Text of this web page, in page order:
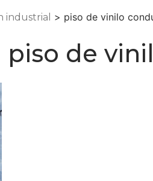
industrial > piso de vinilo
piso de